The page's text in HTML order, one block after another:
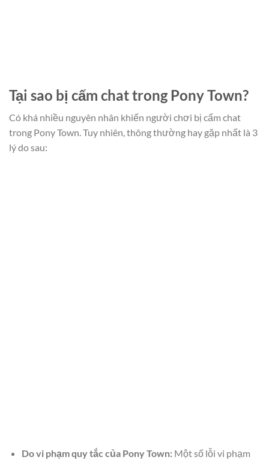
Tại sao bị cấm chat trong Pony Town?
Có khá nhiều nguyên nhân khiến người chơi bị cấm chat
trong Pony Town. Tuy nhiên, thông thường hay gặp nhất là 3
lý do sau:
Do vi phạm quy tắc của Pony Town: Một số lỗi vi phạm